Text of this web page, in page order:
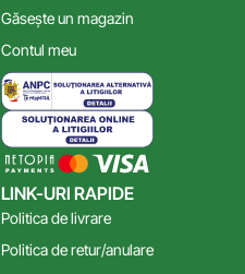
LINK-URI RAPIDE
Politica de livrare
Politica de retur/anulare
Găsește un magazin
Contul meu